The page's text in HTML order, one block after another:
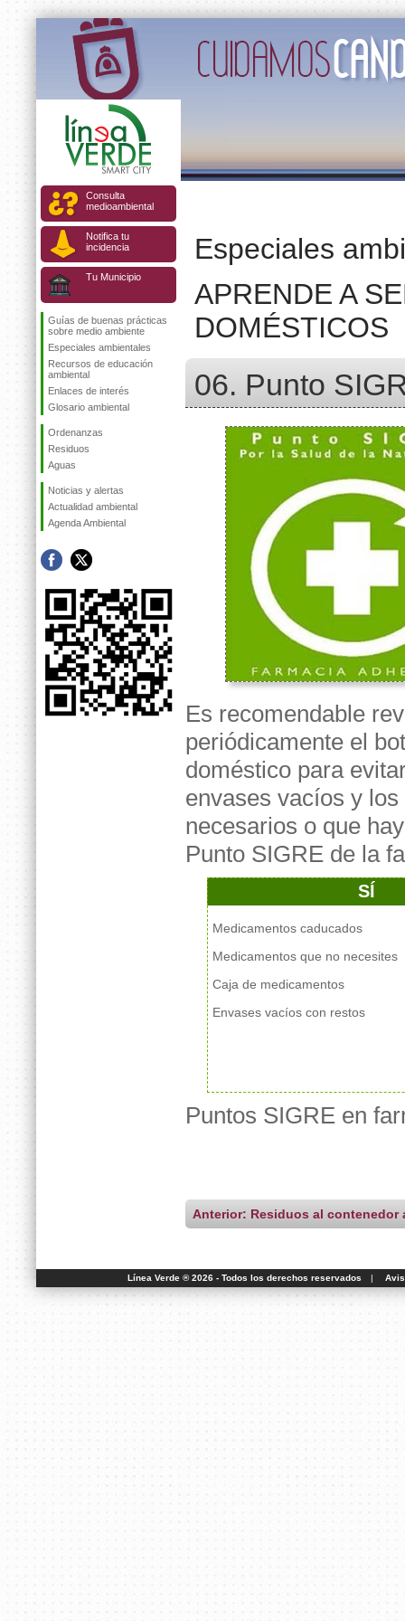
Consulta
medioambiental
Notifica tu
incidencia
Tu Municipio
Guías de buenas prácticas
sobre medio ambiente
Especiales ambientales
Recursos de educación
ambiental
Enlaces de interés
Glosario ambiental
Ordenanzas
Residuos
Aguas
Noticias y alertas
Actualidad ambiental
Agenda Ambiental
Especiales
APRENDE A
DOMÉSTICOS
06. Punto
Es recomendable
periódicamente el
doméstico para
envases vacíos y
necesarios o que
Punto SIGRE de la
SÍ
Medicamentos caducados
Medicamentos que no necesites
Caja de medicamentos
Envases vacíos con restos
Puntos SIGRE en
Anterior: Residuos al contenedor
Línea Verde ® 2026 - Todos los derechos reservados |